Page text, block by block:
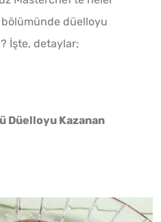
bölümünde düelloyu
İşte, detaylar;
Düelloyu Kazanan